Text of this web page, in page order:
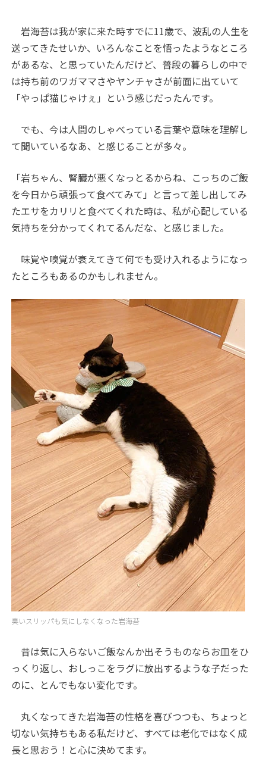
岩海苔は我が家に来た時すでに11歳で、波乱の人生を
送ってきたせいか、いろんなことを悟ったようなところ
があるな、と思っていたんだけど、普段の暮らしの中で
は持ち前のワガママさやヤンチャさが前面に出ていて
「やっぱ猫じゃけぇ」という感じだったんです。
でも、今は人間のしゃべっている言葉や意味を理解し
て聞いているなあ、と感じることが多々。
「岩ちゃん、腎臓が悪くなっとるからね、こっちのご飯
を今日から頑張って食べてみて」と言って差し出してみ
たエサをカリリと食べてくれた時は、私が心配している
気持ちを分かってくれてるんだな、と感じました。
味覚や嗅覚が衰えてきて何でも受け入れるようになっ
たところもあるのかもしれません。
臭いスリッパも気にしなくなった岩海苔
昔は気に入らないご飯なんか出そうものならお皿をひ
っくり返し、おしっこをラグに放出するような子だった
のに、とんでもない変化です。
丸くなってきた岩海苔の性格を喜びつつも、ちょっと
切ない気持ちもある私だけど、すべては老化ではなく成
長と思おう！と心に決めてます。